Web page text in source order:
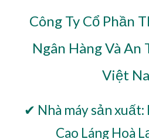
Công Ty Cổ Phần
Ngân Hàng Và An
Việt
✔ Nhà máy sản xuất:
Cao Láng Hoà